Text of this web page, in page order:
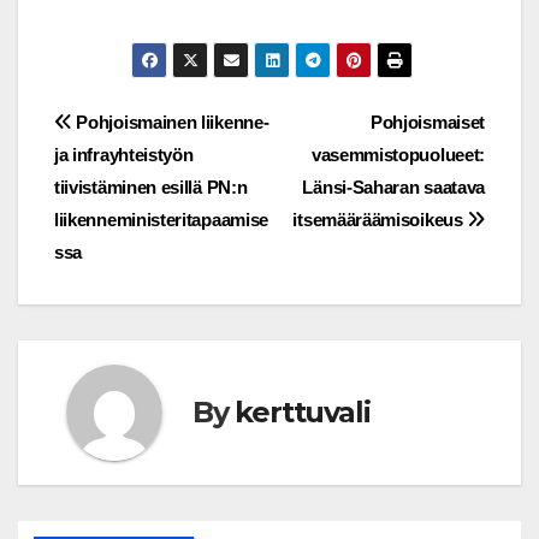
Post
navigation
Pohjoismaiset
vasemmistopuolueet:
Länsi-Saharan saatava
itsemääräämisoikeus
Pohjoismainen liikenne-
ja infrayhteistyön
tiivistäminen esillä PN:n
liikenneministeritapaamise
ssa
Bykerttuvali